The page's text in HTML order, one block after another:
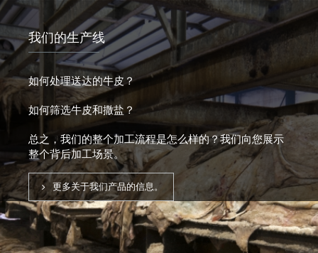
我们的生产线
如何处理送达的牛皮？
如何筛选牛皮和撒盐？
总之，我们的整个加工流程是怎么样的？我们向您展示
整个背后加工场景。
更多关于我们产品的信息。